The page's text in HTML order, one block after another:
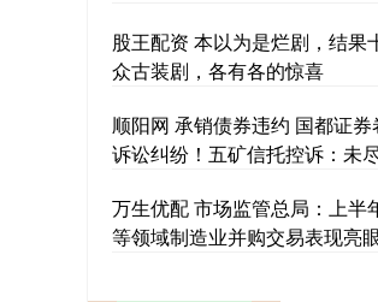
股王配资 本以为是烂剧，结果
众古装剧，各有各的惊喜
顺阳网 承销债券违约 国都证
诉讼纠纷！五矿信托控诉：未
万生优配 市场监管总局：上半
等领域制造业并购交易表现亮